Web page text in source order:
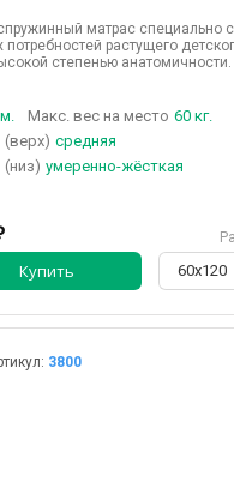
Купить 60х120
матрас специально
потребностей растущего
степенью
Макс. вес на место 60 кг.
(верх) средняя
(низ) умеренно-жёсткая
3800